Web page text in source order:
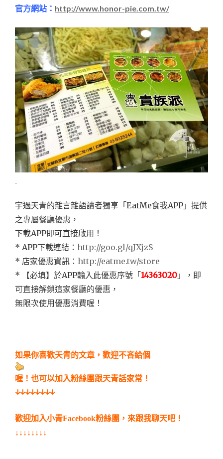
官方網站： http://www.honor-pie.com.tw/
宇過天青的雜言雜語讀者獨享「EatMe食我APP」提供
之專屬餐廳優惠，
下載APP即可直接啟用！
* APP下載連結： http://goo.gl/qJXjzS
* 店家優惠資訊： http://eatme.tw/store
* 【必填】於APP輸入此優惠序號「14363020 」，即
可直接解鎖這家餐廳的優惠，
無限次使用優惠消費喔！
如果你喜歡天青的文章，歡迎不吝給個
喔！也可以加入粉絲團跟天青話家常！
↓↓↓↓↓↓↓↓
歡迎加入小青Facebook粉絲團，來跟我聊天吧！
↓ ↓↓↓↓↓↓↓